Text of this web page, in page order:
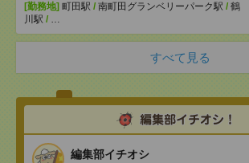
[勤務地] 町田駅 / 南町田グランベリーパーク駅 / 鶴
川駅 / …
すべて見る
編集部イチオシ